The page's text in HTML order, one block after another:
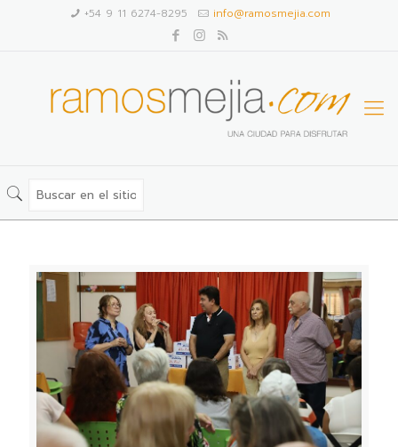
+54 9 11 6274-8295 info@ramosmejia.com